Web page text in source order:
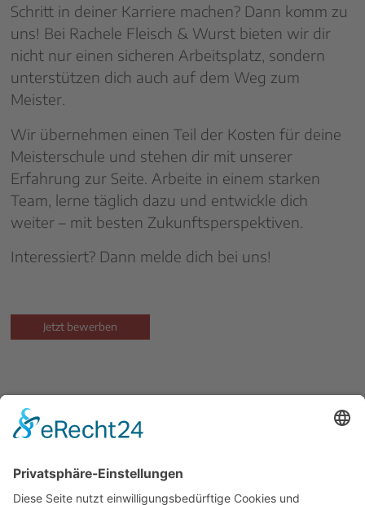
Schritt in deiner Karriere machen? Dann komm zu
uns! Bei Rachele Fleisch & Wurst bieten wir dir
nicht nur einen sicheren Arbeitsplatz, sondern
unterstützen dich auch auf dem Weg zum
Meister.
Wir übernehmen einen Teil der Kosten für deine
Meisterschule und stehen dir mit unserer
Erfahrung zur Seite. Arbeite in einem starken
Team, lerne täglich dazu und entwickle dich
weiter – mit besten Zukunftsperspektiven.
Interessiert? Dann melde dich bei uns!
Jetzt bewerben